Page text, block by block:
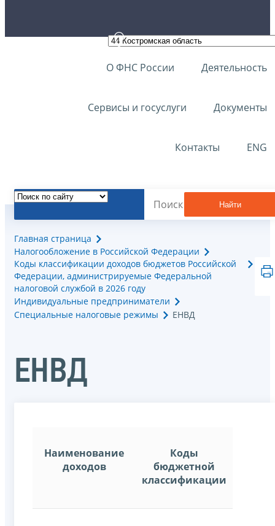
О ФНС России Деятельность
Сервисы и госуслуги Документы
Контакты ENG
Найти
Главная страница
Налогообложение в Российской Федерации
Коды классификации доходов бюджетов Российской
Федерации, администрируемые Федеральной
налоговой службой в 2026 году
Индивидуальные предприниматели
Специальные налоговые режимы
ЕНВД
ЕНВД
Наименование
доходов
Коды
бюджетной
классификации